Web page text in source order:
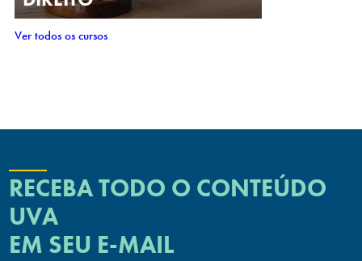
Ver todos os cursos
RECEBA TODO O CONTEÚDO
UVA
EM SEU E-MAIL